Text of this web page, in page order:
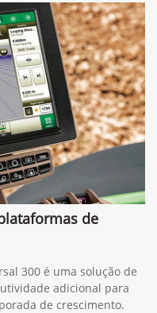
de
300 é uma solução de
adicional para
de crescimento.